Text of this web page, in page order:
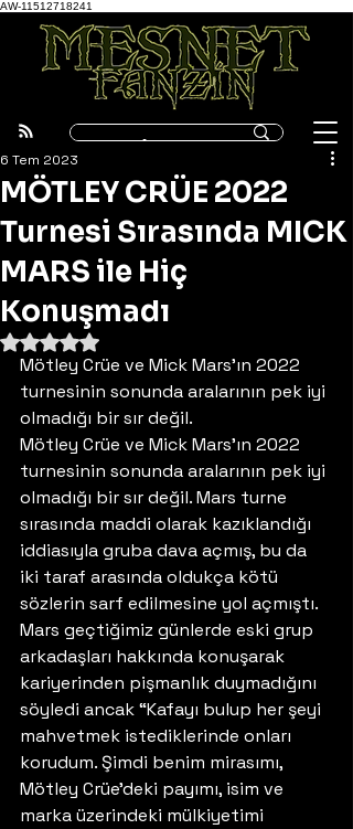
AW-11512718241
MÖTLEY CRÜE 2022
Turnesi Sırasında MICK
MARS ile Hiç
Konuşmadı
6 Tem 2023
5 üzerinden NaN yıldız
Mötley Crüe ve Mick Mars’ın 2022
turnesinin sonunda aralarının pek iyi
olmadığı bir sır değil.
Mötley Crüe ve Mick Mars’ın 2022
turnesinin sonunda aralarının pek iyi
olmadığı bir sır değil. Mars turne
sırasında maddi olarak kazıklandığı
iddiasıyla gruba dava açmış, bu da
iki taraf arasında oldukça kötü
sözlerin sarf edilmesine yol açmıştı.
Mars geçtiğimiz günlerde eski grup
arkadaşları hakkında konuşarak
kariyerinden pişmanlık duymadığını
söyledi ancak “Kafayı bulup her şeyi
mahvetmek istediklerinde onları
korudum. Şimdi benim mirasımı,
Mötley Crüe’deki payımı, isim ve
marka üzerindeki mülkiyetimi